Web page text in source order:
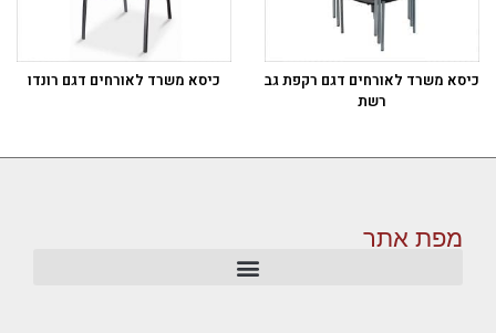
כיסא משרד לאורחים דגם רקפת גב
רשת
כיסא משרד לאורחים דגם רונדו
מפת אתר